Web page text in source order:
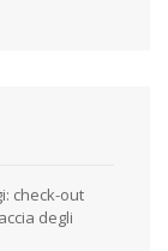
check-out
degli